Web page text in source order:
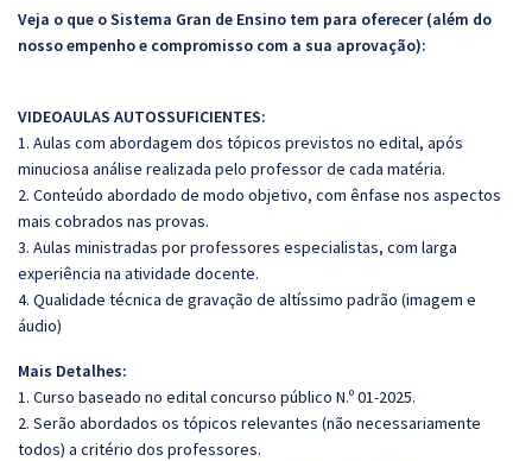
Veja o que o Sistema Gran de Ensino tem para oferecer (além do
nosso empenho e compromisso com a sua aprovação):
VIDEOAULAS AUTOSSUFICIENTES:
1. Aulas com abordagem dos tópicos previstos no edital, após
minuciosa análise realizada pelo professor de cada matéria.
2. Conteúdo abordado de modo objetivo, com ênfase nos aspectos
mais cobrados nas provas.
3. Aulas ministradas por professores especialistas, com larga
experiência na atividade docente.
4. Qualidade técnica de gravação de altíssimo padrão (imagem e
áudio)
Mais Detalhes:
1. Curso baseado no edital concurso público N.º 01-2025.
2. Serão abordados os tópicos relevantes (não necessariamente
todos) a critério dos professores.